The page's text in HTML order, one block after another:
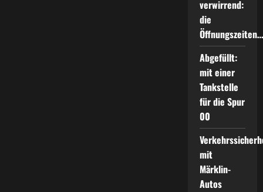
verwirrend:
die
Öffnungszeiten…
Abgefüllt:
mit einer
Tankstelle
für die Spur
00
mit
Märklin-
Autos